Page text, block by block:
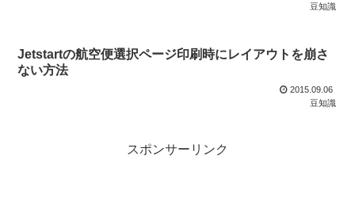
豆知識
Jetstartの航空便選択ページ印刷時にレイアウトを崩さ
ない方法
2015.09.06
豆知識
スポンサーリンク